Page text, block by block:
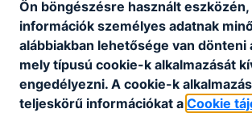
2022. március 11.
Időpont: 2022. márc. 11. 10:30
Ön böngészésre használt eszközén,
információk személyes adatnak
alábbiakban lehetősége van dönteni
mely típusú cookie-k alkalmazását
engedélyezni. A cookie-k
teljeskörű információkat a Cookie